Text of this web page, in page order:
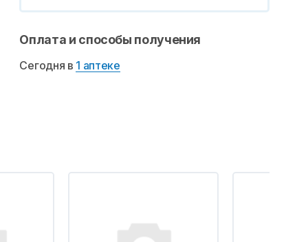
Оплата и способы получения
Сегодня в 1 аптеке